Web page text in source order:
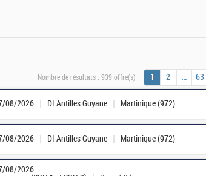
Nombre de résultats : 939 offre(s) 1 2 63
08/2026 DI Antilles Guyane Martinique (972)
08/2026 DI Antilles Guyane Martinique (972)
08/2026